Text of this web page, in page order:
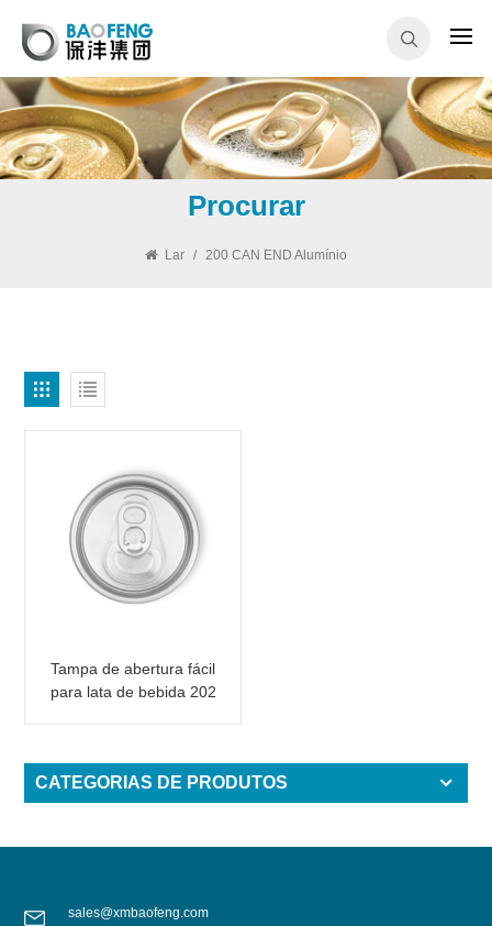
Procurar
Lar / 200 CAN END Alumínio
Tampa de abertura fácil
para lata de bebida 202
CATEGORIAS DE PRODUTOS
sales@xmbaofeng.com